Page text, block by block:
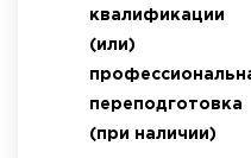
квалификации
(или)
переподготовка
(при наличии)